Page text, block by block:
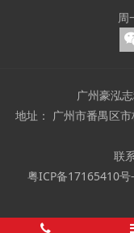
周
广州豪泓
地址： 广州市番禺区
联
粤ICP备17165410号